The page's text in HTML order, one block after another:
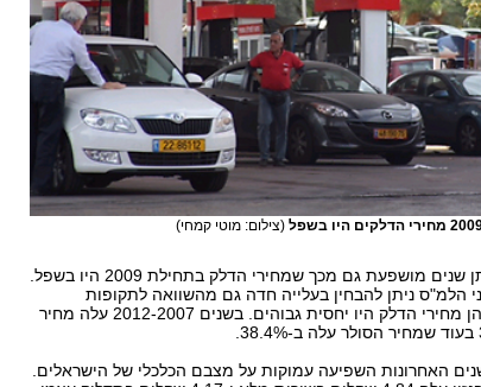
(צילום: מוטי קמחי)
העלייה החדה באותן שנים מושפעת גם מכך שמחירי הדלק בתחילת 2009 היו בשפל.
הלמ"ס ניתן להבחין בעלייה חדה גם מהשוואה לתקופות
מוקדמות יותר, שבהן מחירי הדלק היו יחסית גבוהים. בשנים 2012-2007 עלה מחיר
האחרונות השפיעה עמוקות על מצבם הכלכלי של הישראלים.